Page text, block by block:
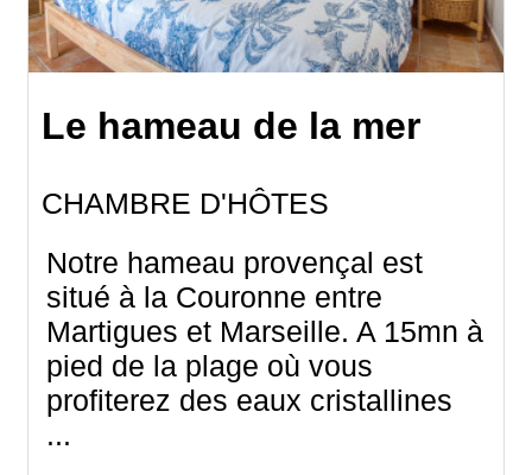
Le hameau de la mer
CHAMBRE D'HÔTES
Notre hameau provençal est
situé à la Couronne entre
Martigues et Marseille. A 15mn à
pied de la plage où vous
profiterez des eaux cristallines
...